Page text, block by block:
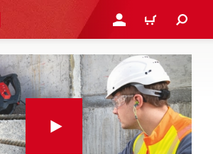
로그인 또는 회원가입
장바구니